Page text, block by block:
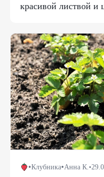
красивой листвой и
•Клубника•Анна К. •